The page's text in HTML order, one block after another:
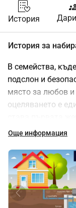
История
История за
В семейства,
подслон и
място за любов
оцеляването е
злоупотреба са
доверието в
и където
помощ е сложно.
Кумбатио се
търпение,
Още информация